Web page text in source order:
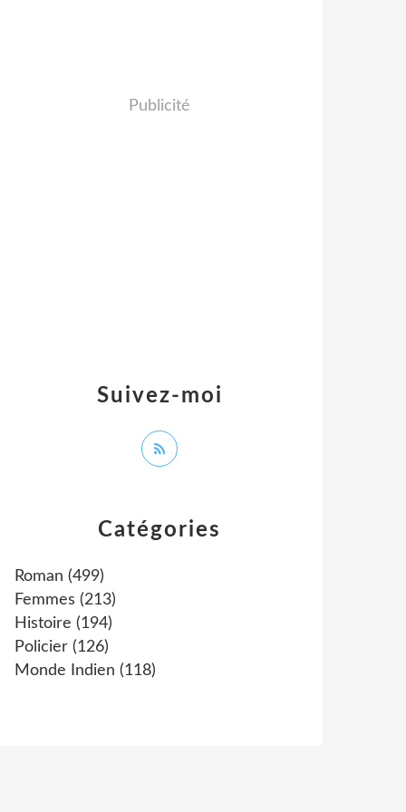
Catégories
Roman (499)
Femmes (213)
Histoire (194)
Policier (126)
Monde Indien (118)
Suivez-moi
Publicité